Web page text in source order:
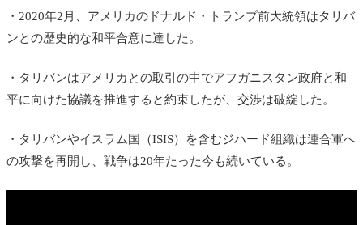
・2020年2月、アメリカのドナルド・トランプ前大統領はタリバ
ンとの歴史的な和平合意に達した。
・タリバンはアメリカとの取引の中でアフガニスタン政府と和
平に向けた協議を推進すると約束したが、交渉は破綻した。
・タリバンやイスラム国（ISIS）を含むジハード組織は連合軍へ
の攻撃を再開し、戦争は20年たった今も続いている。